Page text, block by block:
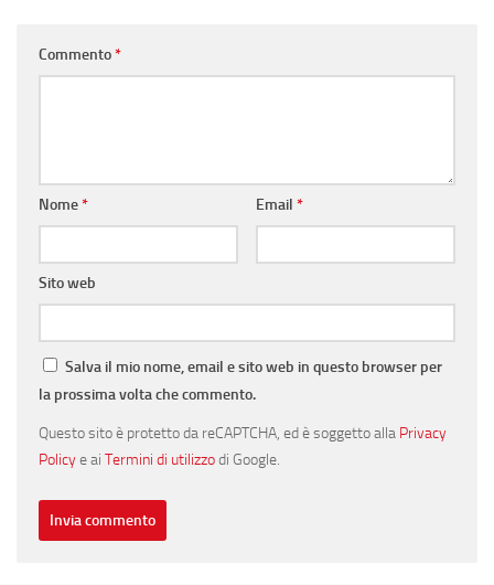
Commento*
Nome* Email *
Sito web
Salva il mio nome, email e sito web in questo browser per
la prossima volta che commento.
Questo sito è protetto da reCAPTCHA, ed è soggetto alla Privacy
Policye ai Termini di utilizzodi Google.